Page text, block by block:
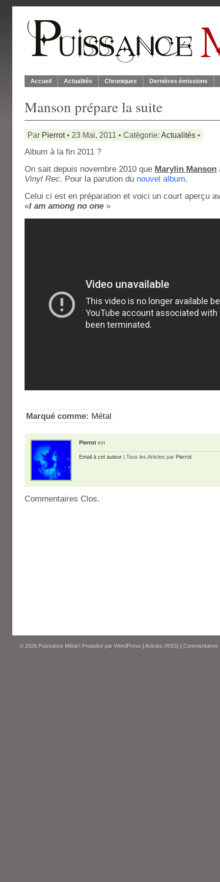
Accueil Actualités Chroniques Dernières émissions
Manson prépare la suite
Par Pierrot• 23 Mai, 2011 • Catégorie: Actualités •
Album à la fin 2011 ?
On sait depuis novembre 2010 que Marylin Manson
Vinyl Rec. Pour la parution du nouvel album.
Celui ci est en préparation et voici un court aperçu
«I am among no one »
Marqué comme: Métal
Pierrot est
Email à cet auteur | Tous les Articles par Pierrot
Commentaires Clos.
© 2026 Puissance Métal | Propulsé par WordPress | Articles (RSS) | Commentaires